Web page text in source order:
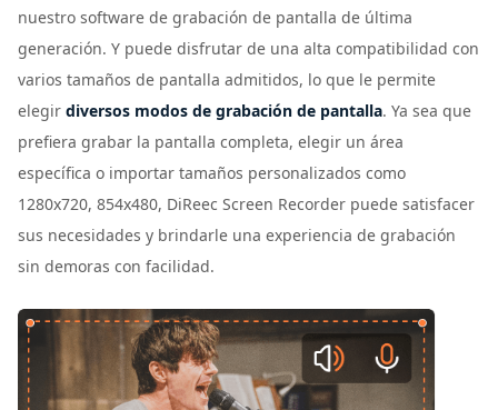
nuestro software de grabación de pantalla de última
generación. Y puede disfrutar de una alta compatibilidad con
varios tamaños de pantalla admitidos, lo que le permite
elegir diversos modos de grabación de pantalla. Ya sea que
prefiera grabar la pantalla completa, elegir un área
específica o importar tamaños personalizados como
1280x720, 854x480, DiReec Screen Recorder puede satisfacer
sus necesidades y brindarle una experiencia de grabación
sin demoras con facilidad.